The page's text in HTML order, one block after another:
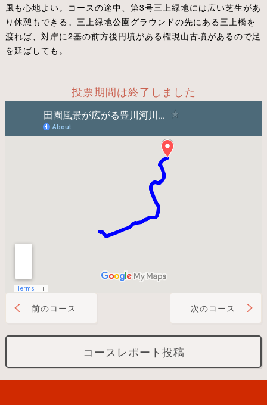
風も心地よい。コースの途中、第3号三上緑地には広い芝生があ
り休憩もできる。三上緑地公園グラウンドの先にある三上橋を
渡れば、対岸に2基の前方後円墳がある権現山古墳があるので足
を延ばしても。
投票期間は終了しました
次のコース
前のコース
コースレポート投稿